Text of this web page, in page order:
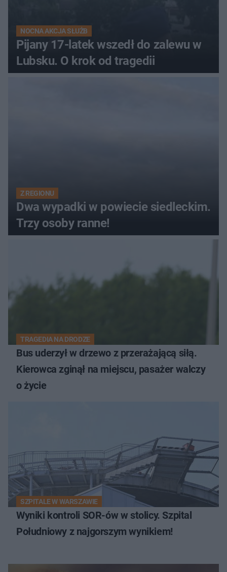
NOCNA AKCJA SŁUŻB
Pijany 17-latek wszedł do zalewu w
Lubsku. O krok od tragedii
Z REGIONU
Dwa wypadki w powiecie siedleckim.
Trzy osoby ranne!
TRAGEDIA NA DRODZE
Bus uderzył w drzewo z przerażającą siłą.
Kierowca zginął na miejscu, pasażer walczy
o życie
SZPITALE W WARSZAWIE
Wyniki kontroli SOR-ów w stolicy. Szpital
Południowy z najgorszym wynikiem!